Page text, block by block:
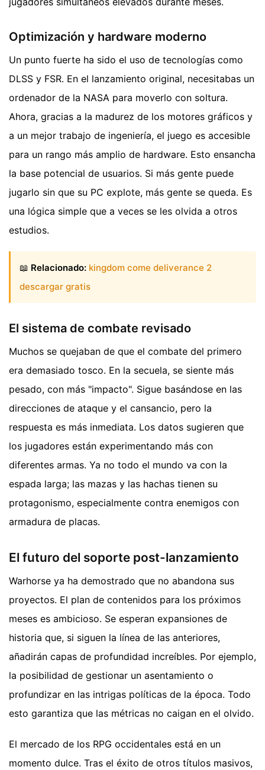
Optimización y hardware moderno
Un punto fuerte ha sido el uso de tecnologías como
DLSS y FSR. En el lanzamiento original, necesitabas un
ordenador de la NASA para moverlo con soltura.
Ahora, gracias a la madurez de los motores gráficos y
a un mejor trabajo de ingeniería, el juego es accesible
para un rango más amplio de hardware. Esto ensancha
la base potencial de usuarios. Si más gente puede
jugarlo sin que su PC explote, más gente se queda. Es
una lógica simple que a veces se les olvida a otros
estudios.
📖 Relacionado: kingdom come deliverance 2
descargar gratis
El sistema de combate revisado
Muchos se quejaban de que el combate del primero
era demasiado tosco. En la secuela, se siente más
pesado, con más "impacto". Sigue basándose en las
direcciones de ataque y el cansancio, pero la
respuesta es más inmediata. Los datos sugieren que
los jugadores están experimentando más con
diferentes armas. Ya no todo el mundo va con la
espada larga; las mazas y las hachas tienen su
protagonismo, especialmente contra enemigos con
armadura de placas.
El futuro del soporte post-lanzamiento
Warhorse ya ha demostrado que no abandona sus
proyectos. El plan de contenidos para los próximos
meses es ambicioso. Se esperan expansiones de
historia que, si siguen la línea de las anteriores,
añadirán capas de profundidad increíbles. Por ejemplo,
la posibilidad de gestionar un asentamiento o
profundizar en las intrigas políticas de la época. Todo
esto garantiza que las métricas no caigan en el olvido.
El mercado de los RPG occidentales está en un
momento dulce. Tras el éxito de otros títulos masivos,